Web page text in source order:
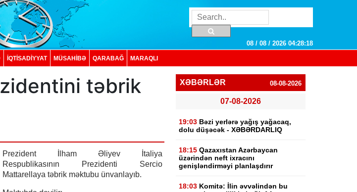
08 / 08 / 2026 04:28:19
İQTISADIYYAT MÜSAHİBƏ QARABAĞ MARAQLI
təbrik
Prezident İlham Əliyev İtaliya
Respublikasının Prezidenti Sercio
Mattarellaya təbrik məktubu ünvanlayıb.
XƏBƏRLƏR 08-08-2026
07-08-2026
19:03 Bəzi yerlərə yağış yağacaq,
dolu düşəcək - XƏBƏRDARLIQ
18:15 Qazaxıstan Azərbaycan
üzərindən neft ixracını
genişləndirməyi planlaşdırır
18:03 Komitə: İlin əvvəlindən bu